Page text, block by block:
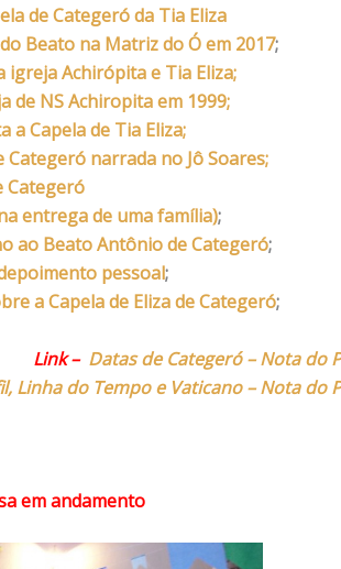
de Categeró da Tia Eliza
Beato na Matriz do Ó em 2017;
Achirópita e Tia Eliza;
de NS Achiropita em 1999;
a Capela de Tia Eliza;
Categeró narrada no Jô Soares;
Categeró
entrega de uma família);
ao Beato Antônio de Categeró;
pessoal;
a Capela de Eliza de Categeró;
Link – Datas de Categeró – Nota do
Linha do Tempo e Vaticano – Nota do
em andamento